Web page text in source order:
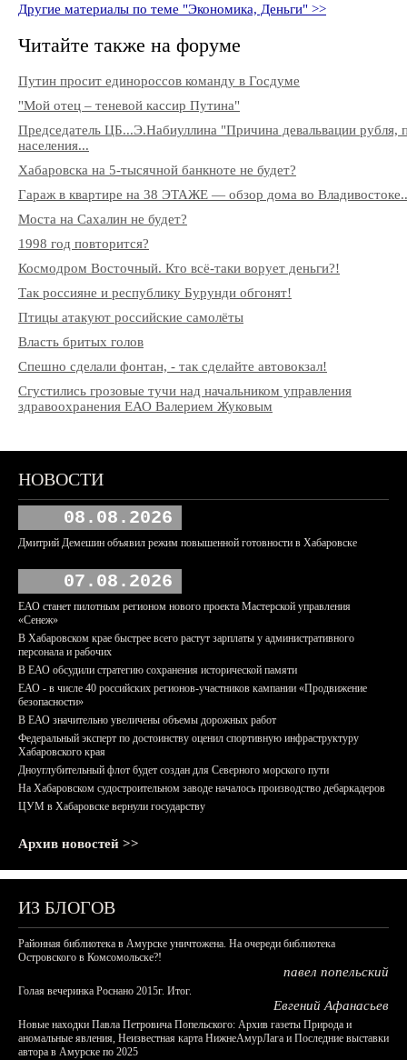
Другие материалы по теме "Экономика, Деньги" >>
Читайте также на форуме
Путин просит единороссов команду в Госдуме
"Мой отец – теневой кассир Путина"
Председатель ЦБ...Э.Набиуллина "Причина девальвации рубля,
населения...
Хабаровска на 5-тысячной банкноте не будет?
Гараж в квартире на 38 ЭТАЖЕ — обзор дома во
Моста на Сахалин не будет?
1998 год повторится?
Космодром Восточный. Кто всё-таки ворует деньги?!
Так россияне и республику Бурунди обгонят!
Птицы атакуют российские самолёты
Власть бритых голов
Спешно сделали фонтан, - так сделайте автовокзал!
Сгустились грозовые тучи над начальником управления
здравоохранения ЕАО Валерием Жуковым
НОВОСТИ
08.08.2026
Дмитрий Демешин объявил режим повышенной готовности в Хабаровске
07.08.2026
ЕАО станет пилотным регионом нового проекта Мастерской управления
«Сенеж»
В Хабаровском крае быстрее всего растут зарплаты у административного
персонала и рабочих
В ЕАО обсудили стратегию сохранения исторической памяти
ЕАО - в числе 40 российских регионов-участников кампании «Продвижение
безопасности»
В ЕАО значительно увеличены объемы дорожных работ
Федеральный эксперт по достоинству оценил спортивную инфраструктуру
Хабаровского края
Дноуглубительный флот будет создан для Северного морского пути
На Хабаровском судостроительном заводе началось производство дебаркадеров
ЦУМ в Хабаровске вернули государству
Архив новостей >>
ИЗ БЛОГОВ
Районная библиотека в Амурске уничтожена. На очереди библиотека
Островского в Комсомольске?!
павел попельский
Голая вечеринка Роснано 2015г. Итог.
Евгений Афанасьев
Новые находки Павла Петровича Попельского: Архив газеты Природа и
аномальные явления, Неизвестная карта НижнеАмурЛага и Последние выставки
автора в Амурске по 2025